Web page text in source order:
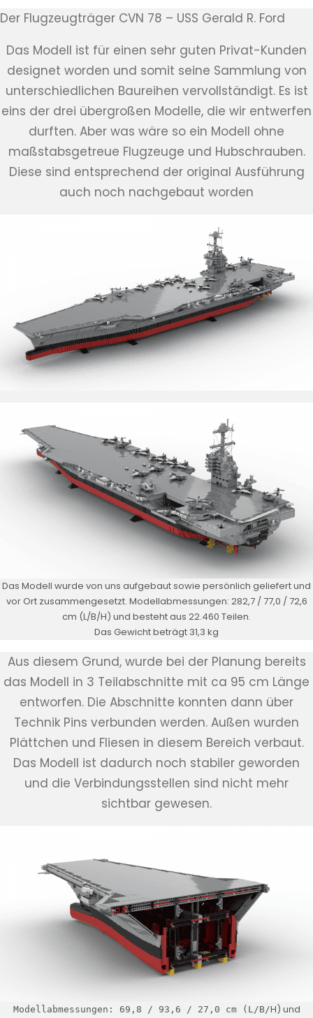
Der Flugzeugträger CVN 78 – USS Gerald R. Ford
Das Modell ist für einen sehr guten Privat-Kunden
designet worden und somit seine Sammlung von
unterschiedlichen Baureihen vervollständigt. Es ist
eins der drei übergroßen Modelle, die wir entwerfen
durften. Aber was wäre so ein Modell ohne
maßstabsgetreue Flugzeuge und Hubschrauben.
Diese sind entsprechend der original Ausführung
auch noch nachgebaut worden
Das Modell wurde von uns aufgebaut sowie persönlich geliefert und
vor Ort zusammengesetzt. Modellabmessungen: 282,7 / 77,0 / 72,6
cm (L/B/H) und besteht aus 22.460 Teilen.
Das Gewicht beträgt 31,3 kg
Aus diesem Grund, wurde bei der Planung bereits
das Modell in 3 Teilabschnitte mit ca 95 cm Länge
entworfen. Die Abschnitte konnten dann über
Technik Pins verbunden werden. Außen wurden
Plättchen und Fliesen in diesem Bereich verbaut.
Das Modell ist dadurch noch stabiler geworden
und die Verbindungsstellen sind nicht mehr
sichtbar gewesen.
Modellabmessungen: 69,8 / 93,6 / 27,0 cm (L/B/H) und